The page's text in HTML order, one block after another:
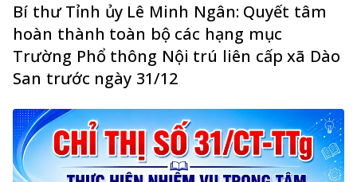
Bí thư Tỉnh ủy Lê Minh Ngân: Quyết tâm
hoàn thành toàn bộ các hạng mục
Trường Phổ thông Nội trú liên cấp xã Dào
San trước ngày 31/12